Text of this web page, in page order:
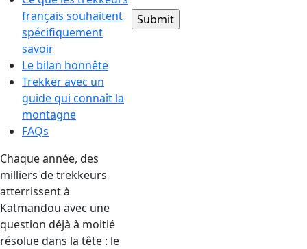
français souhaitent
spécifiquement
savoir
Le bilan honnête
Trekker avec un
guide qui connaît la
montagne
FAQs
Chaque année, des
milliers de trekkeurs
atterrissent à
Katmandou avec une
question déjà à moitié
résolue dans la tête : le